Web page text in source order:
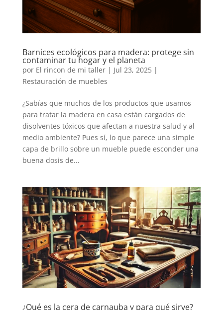
Barnices ecológicos para madera: protege sin
contaminar tu hogar y el planeta
por El rincon de mi taller| Jul 23, 2025|
Restauración de muebles
¿Sabías que muchos de los productos que usamos
para tratar la madera en casa están cargados de
disolventes tóxicos que afectan a nuestra salud y al
medio ambiente? Pues sí, lo que parece una simple
capa de brillo sobre un mueble puede esconder una
buena dosis de...
¿Qué es la cera de carnauba y para qué sirve?